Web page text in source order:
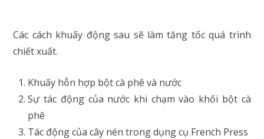
Các cách khuấy động sau sẽ làm tăng tốc quá trình
chiết xuất.
Khuấy hỗn hợp bột cà phê và nước
Sự tác động của nước khi chạm vào khối bột cà
phê
Tác động của cây nén trong dụng cụ French Press